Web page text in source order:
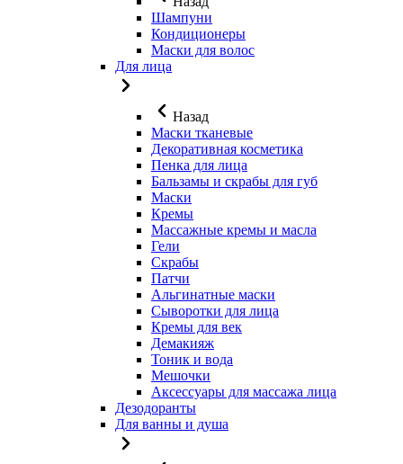
Шампуни
Кондиционеры
Маски для волос
Для лица
Назад
Маски тканевые
Декоративная косметика
Пенка для лица
Бальзамы и скрабы для губ
Маски
Кремы
Массажные кремы и масла
Гели
Скрабы
Патчи
Альгинатные маски
Сыворотки для лица
Кремы для век
Демакияж
Тоник и вода
Мешочки
Аксессуары для массажа лица
Дезодоранты
Для ванны и душа